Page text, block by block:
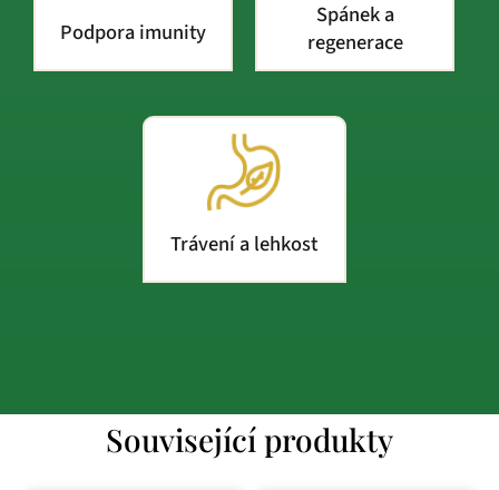
Podpora imunity
Spánek a
regenerace
Trávení a lehkost
Související produkty